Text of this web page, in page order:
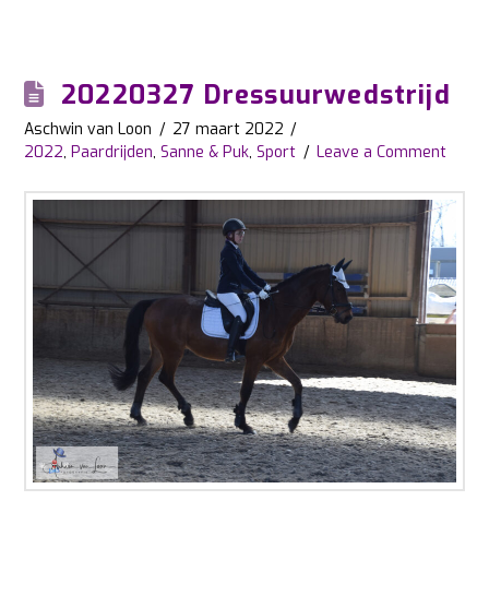
20220327 Dressuurwedstrijd
Aschwin van Loon
27 maart 2022
2022,Paardrijden,Sanne & Puk,Sport Leave a Comment